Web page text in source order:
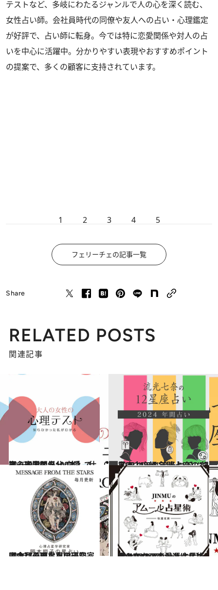
テストなど、多岐にわたるジャンルで人の心を深く読む、
女性占い師。会社員時代の同僚や友人への占い・心理鑑定
が好評で、占い師に転身。今では特に恋愛関係や対人の占
いを中心に活躍中。分かりやすい表現やおすすめポイント
の提案で、多くの顧客に支持されています。
1 2 3 4 5
フェリーチェの記事一覧
Share
RELATED POSTS
関連記事
2025.9.28
【心理テスト100本】で知る本当の自分 恋愛、仕事、人間関係…
占い 2023.12.16
【2024年の年間占い】“視える占い師”流光七奈の12星座占い
占い
2026.7.31
【今月のあなたの運勢は？】心理占星学研究家 岡本翔子の星占い
占い 2024.6.15
【あなたの恋愛運は？】JINMUのアムール占星術 愛とエロスのジンムリズム
占い